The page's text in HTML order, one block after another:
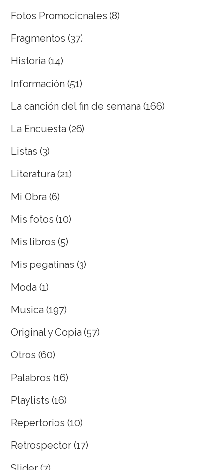
Fotos Promocionales (8)
Fragmentos (37)
Historia (14)
Información (51)
La canción del fin de semana (166)
La Encuesta (26)
Listas (3)
Literatura (21)
Mi Obra (6)
Mis fotos (10)
Mis libros (5)
Mis pegatinas (3)
Moda (1)
Musica (197)
Original y Copia (57)
Otros (60)
Palabros (16)
Playlists (16)
Repertorios (10)
Retrospector (17)